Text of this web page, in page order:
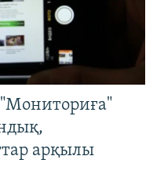
"Мониториға"
арқылы